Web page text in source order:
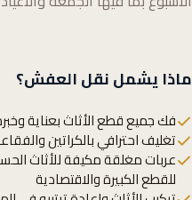
ماذا يشمل نقل العفش؟
فك جميع قطع الأثاث بعناية
تغليف احترافي بالكراتين
عربات مغلقة مكيفة للأثاث
للقطع الكبيرة والاقتصادية